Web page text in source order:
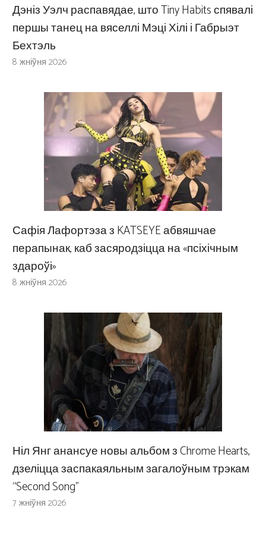
Дэніз Уэлч распавядае, што Tiny Habits спявалі
першы танец на вяселлі Мэці Хілі і Габрыэт
Бехтэль
8 жніўня 2026
Сафія Лафортэза з KATSEYE абвяшчае
перапынак, каб засяродзіцца на «псіхічным
здароўі»
8 жніўня 2026
Ніл Янг анансуе новы альбом з Chrome Hearts,
дзеліцца заспакаяльным загалоўным трэкам
“Second Song”
7 жніўня 2026